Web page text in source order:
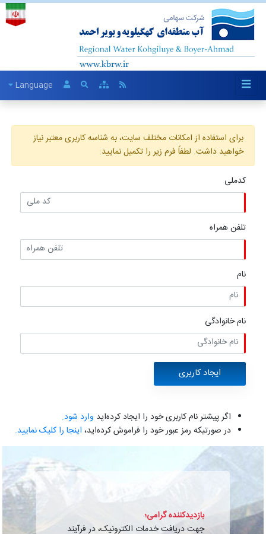
Language
برای استفاده از امکانات مختلف سایت، به شناسه کاربری معتبر نیاز
خواهید داشت. لطفاً فرم زیر را تکمیل نمایید:
کدملی
تلفن همراه
نام
نام خانوادگی
اگر پیشتر نام کاربری خود را ایجاد کرده‌اید وارد شود.
در صورتیکه رمز عبور خود را فراموش کرده‌اید، اینجا را کلیک نمایید.
بازدیدکننده گرامی؛
جهت دریافت خدمات الکترونیک، در فرآیند